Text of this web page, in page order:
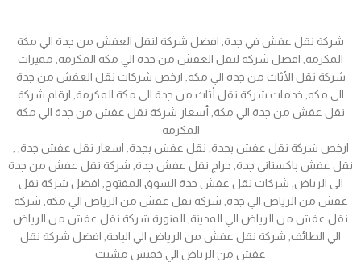
شركة نقل عفش في جدة, افضل شركة لنقل العفش من جدة الي مكة
المكرمة, افضل شركة لنقل العفش من جدة الي مكة المكرمة, مميزات
شركة نقل الأثاث من جده الي مكه, ارخص شركات نقل العفش من جدة
الي مكه, خدمات شركة نقل أثاث من جدة الي مكة المكرمة, ارقام شركة
نقل عفش من جدة الي مكة, أسعار شركة نقل عفش من جدة الي مكة
المكرمة
نقل عفش باكستاني جدة, حراج نقل عفش جدة, شركة نقل عفش من جدة
الى الرياض, شركات نقل عفش جدة السوق المفتوح, افضل شركة نقل
عفش من الرياض الي جدة, شركة نقل عفش من الرياض الي مكة, شركة
نقل عفش من الرياض الي المدينة, المنورة شركة نقل عفش من الرياض
الي الطائف, شركة نقل عفش من الرياض الي الباحة, افضل شركة نقل
عفش من الرياض الي خميس مشيت